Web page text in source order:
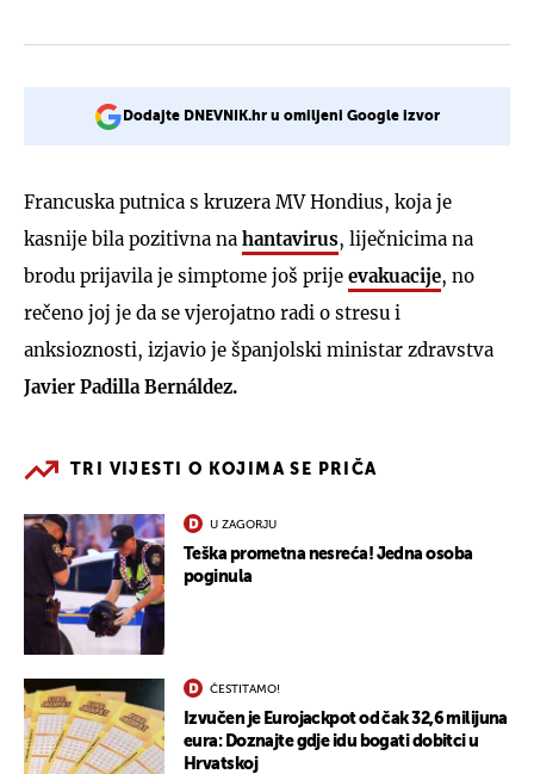
Dodajte DNEVNIK.hr u omiljeni Google izvor
Francuska putnica s kruzera MV Hondius, koja je
kasnije bila pozitivna na hantavirus, liječnicima na
brodu prijavila je simptome još prije evakuacije, no
rečeno joj je da se vjerojatno radi o stresu i
anksioznosti, izjavio je španjolski ministar zdravstva
Javier Padilla Bernáldez.
TRI VIJESTI O KOJIMA SE PRIČA
U ZAGORJU
Teška prometna nesreća! Jedna osoba
poginula
ČESTITAMO!
Izvučen je Eurojackpot od čak 32,6 milijuna
eura: Doznajte gdje idu bogati dobitci u
Hrvatskoj